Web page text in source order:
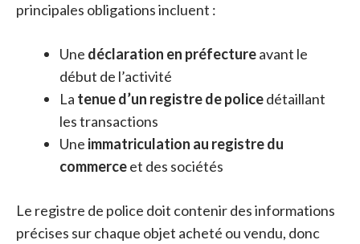
principales obligations incluent :
Une déclaration en préfectureavant le
début de l’activité
La tenue d’un registre de policedétaillant
les transactions
Une immatriculation au registre du
commerceet des sociétés
Le registre de police doit contenir des informations
précises sur chaque objet acheté ou vendu, donc